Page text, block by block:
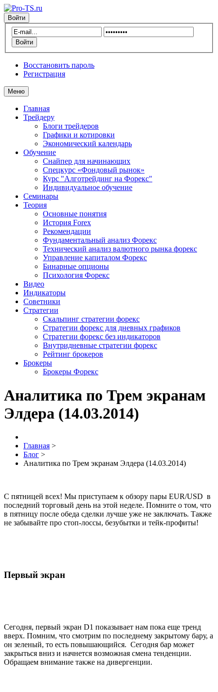
Войти
Восстановить пароль
Регистрация
Меню
Главная
Трейдеру
Блоги трейдеров
Графики и котировки
Экономический календарь
Обучение
Снайпер для начинающих
Спецкурс «Фондовый рынок»
Курс "Алготрейдинг на Форекс"
Индивидуальное обучение
Семинары
Теория
Основные понятия
История Forex
Рекомендации
Фундаментальный анализ Форекс
Технический анализ валютного рынка форекс
Управление капиталом Форекс
Бинарные опционы
Психология Форекс
Видео
Индикаторы
Советники
Стратегии
Скальпинг стратегии форекс
Стратегии форекс для дневных графиков
Стратегии форекс без индикаторов
Внутридневные стратегии форекс
Рейтинг брокеров
Брокеры
Брокеры Форекс
Аналитика по Трем экранам
Элдера (14.03.2014)
Главная >
Блог >
Аналитика по Трем экранам Элдера (14.03.2014)
С пятницей всех! Мы приступаем к обзору пары EUR/USD в
последний торговый день на этой неделе. Помните о том, что
в пятницу после обеда сделки лучше уже не заключать. Также
не забывайте про стоп-лоссы, безубытки и тейк-профиты!
Первый экран
Сегодня, первый экран D1 показывает нам пока еще тренд
вверх. Помним, что смотрим по последнему закрытому бару, а
он зеленый, то есть повышающийся. Сегодня бар может
закрыться вниз и начнется возможная смена тенденции.
Обращаем внимание также на дивергенции.